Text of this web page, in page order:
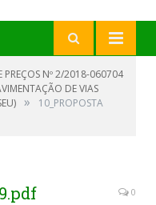
PREÇOS Nº 2/2018-060704
DE VIAS
»
10_PROPOSTA
0